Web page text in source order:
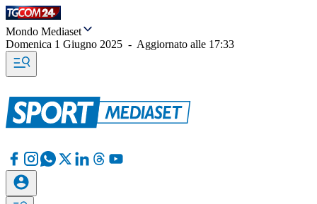
Mondo Mediaset
Domenica 1 Giugno 2025 - Aggiornato alle 17:33